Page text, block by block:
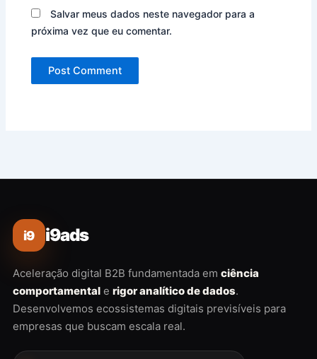
Salvar meus dados neste navegador para a
próxima vez que eu comentar.
i9 i9ads
Aceleração digital B2B fundamentada em ciência
comportamental e rigor analítico de dados.
Desenvolvemos ecossistemas digitais previsíveis para
empresas que buscam escala real.